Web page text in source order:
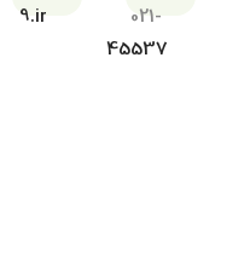
021-
45537
9.ir